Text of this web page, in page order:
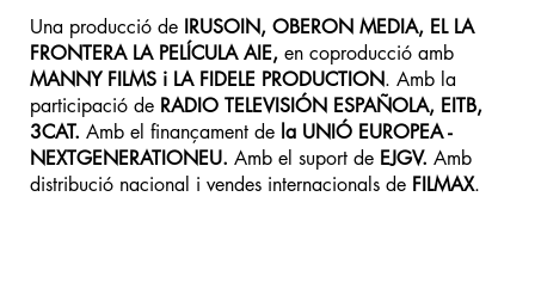
Una producció de IRUSOIN, OBERON MEDIA, EL LA
FRONTERA LA PELÍCULA AIE, en coproducció amb
MANNY FILMS i LA FIDELE PRODUCTION. Amb la
participació de RADIO TELEVISIÓN ESPAÑOLA, EITB,
3CAT.Amb el finançament de la UNIÓ EUROPEA -
NEXTGENERATIONEU.Amb el suport de EJGV. Amb
distribució nacional i vendes internacionals de FILMAX.